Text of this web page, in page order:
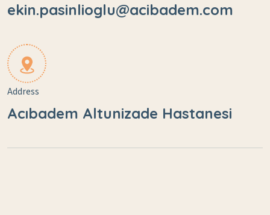
ekin.pasinlioglu@acibadem.com
Address
Acıbadem Altunizade Hastanesi